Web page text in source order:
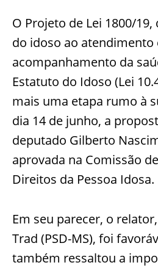
O Projeto de Lei 1800/
do idoso ao atendimento
acompanhamento da
Estatuto do Idoso (Lei
mais uma etapa rumo à
dia 14 de junho, a
deputado Gilberto
aprovada na Comissão
Direitos da Pessoa Idosa.
Em seu parecer, o
Trad (PSD-MS), foi
também ressaltou a